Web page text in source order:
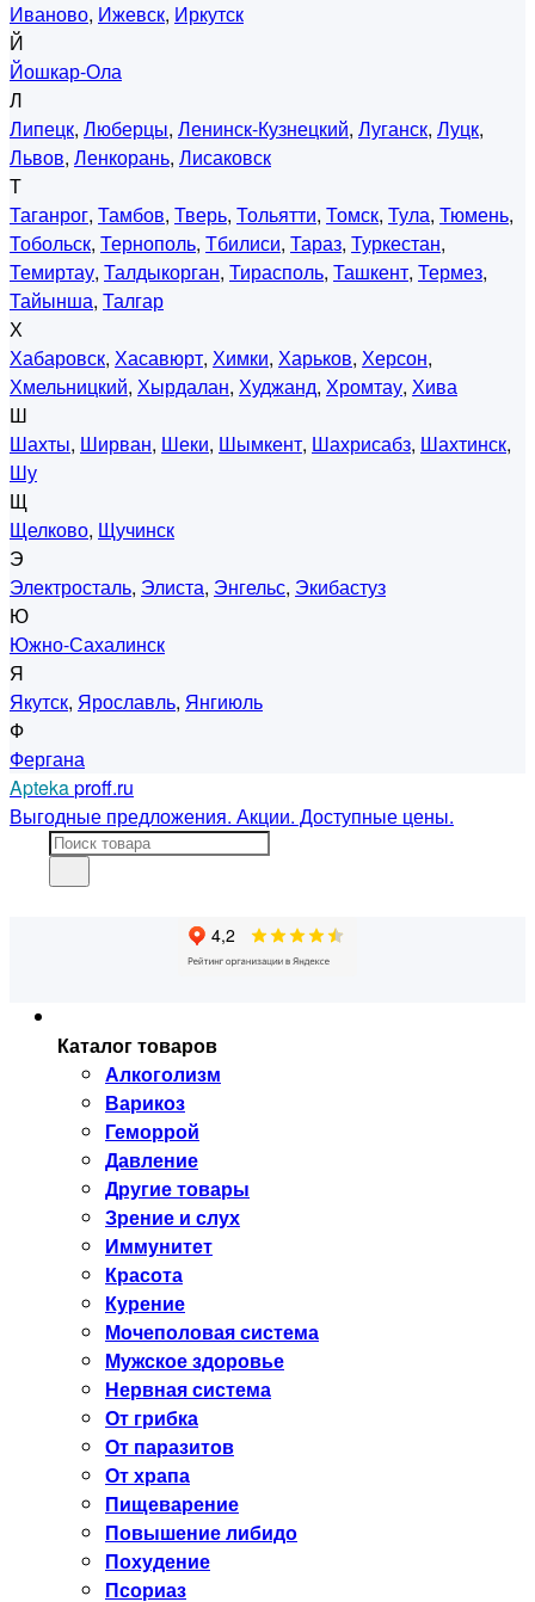
Иваново, Ижевск, Иркутск
Й
Йошкар-Ола
Л
Липецк, Люберцы, Ленинск-Кузнецкий, Луганск, Луцк,
Львов, Ленкорань, Лисаковск
Т
Таганрог, Тамбов, Тверь, Тольятти, Томск, Тула, Тюмень,
Тобольск, Тернополь, Тбилиси, Тараз, Туркестан,
Темиртау, Талдыкорган, Тирасполь, Ташкент, Термез,
Тайынша, Талгар
Х
Хабаровск, Хасавюрт, Химки, Харьков, Херсон,
Хмельницкий, Хырдалан, Худжанд, Хромтау, Хива
Ш
Шахты, Ширван, Шеки, Шымкент, Шахрисабз, Шахтинск,
Шу
Щ
Щелково, Щучинск
Э
Электросталь, Элиста, Энгельс, Экибастуз
Ю
Южно-Сахалинск
Я
Якутск, Ярославль, Янгиюль
Ф
Фергана
Aptekaproff.ru
Выгодные предложения. Акции. Доступные цены.
Каталог товаров
Алкоголизм
Варикоз
Геморрой
Давление
Другие товары
Зрение и слух
Иммунитет
Красота
Курение
Мочеполовая система
Мужское здоровье
Нервная система
От грибка
От паразитов
От храпа
Пищеварение
Повышение либидо
Похудение
Псориаз